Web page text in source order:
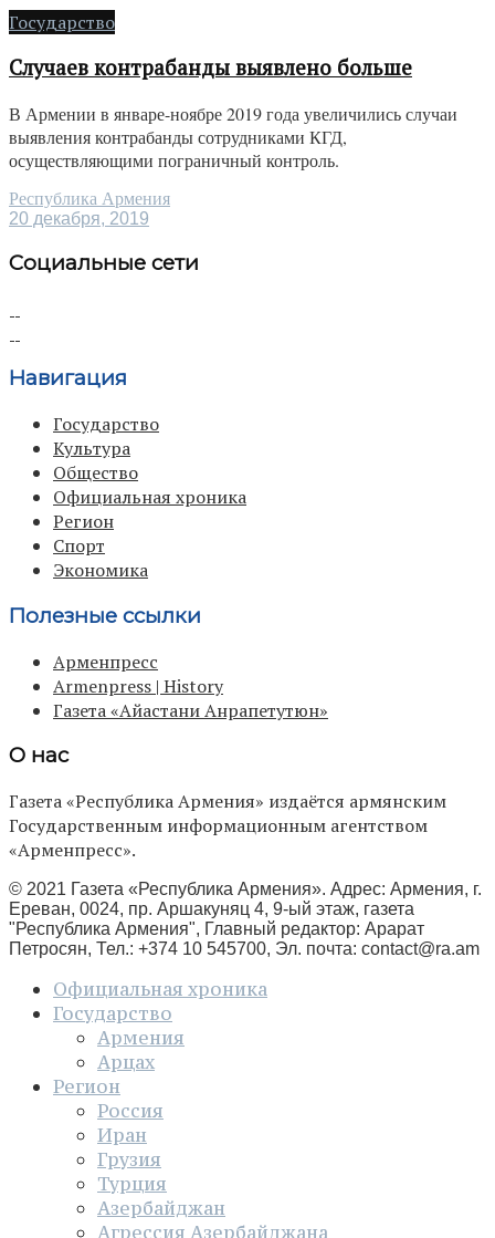
Государство
Случаев контрабанды выявлено больше
В Армении в январе-ноябре 2019 года увеличились случаи
выявления контрабанды сотрудниками КГД,
осуществляющими пограничный контроль.
Республика Армения
20 декабря, 2019
Социальные сети
Навигация
Государство
Культура
Общество
Официальная хроника
Регион
Спорт
Экономика
Полезные ссылки
Арменпресс
Armenpress | History
Газета «Айастани Анрапетутюн»
О нас
Газета «Республика Армения» издаётся армянским
Государственным информационным агентством
«Арменпресс».
© 2021 Газета «Республика Армения». Адрес: Армения, г.
Ереван, 0024, пр. Аршакуняц 4, 9-ый этаж, газета
"Республика Армения", Главный редактор: Арарат
Петросян, Тел.: +374 10 545700, Эл. почта: contact@ra.am
Официальная хроника
Государство
Армения
Арцах
Регион
Россия
Иран
Грузия
Турция
Азербайджан
Агрессия Азербайджана